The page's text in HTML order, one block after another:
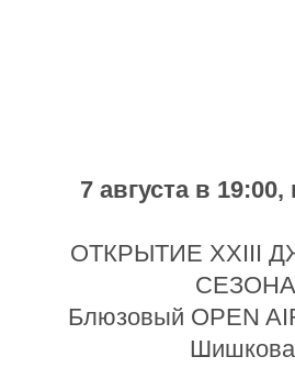
7 августа в
ОТКРЫТИЕ XXIII
СЕЗОНА
Блюзовый OPEN